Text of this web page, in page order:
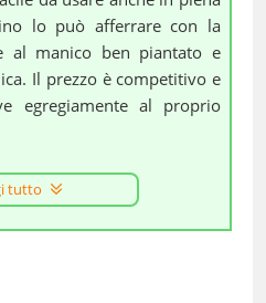
lo può afferrare con la
al manico ben piantato e
Il prezzo è competitivo e
egregiamente al proprio
tutto